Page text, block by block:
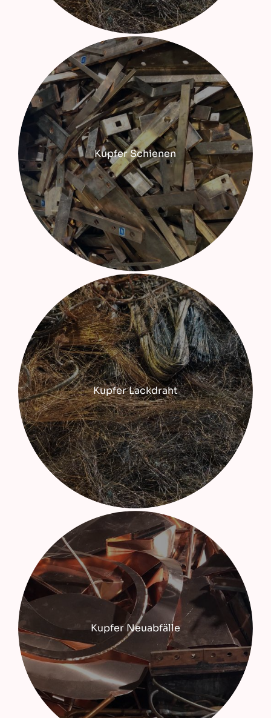
Kupfer Schienen
Kupfer Lackdraht
Kupfer Neuabfälle